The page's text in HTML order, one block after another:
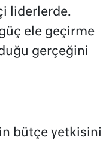
liderlerde.
ele geçirme
gerçeğini
bütçe yetkisini